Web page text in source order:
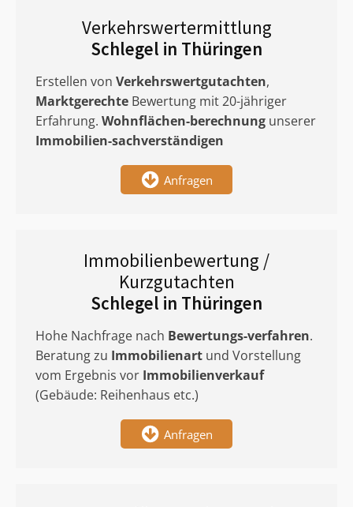
Verkehrswertermittlung
Schlegel in Thüringen
Erstellen von Verkehrswertgutachten,
Marktgerechte Bewertung mit 20-jähriger
Erfahrung. Wohnflächen-berechnung unserer
Immobilien-sachverständigen
Anfragen
Immobilienbewertung /
Kurzgutachten
Schlegel in Thüringen
Hohe Nachfrage nach Bewertungs-verfahren.
Beratung zu Immobilienart und Vorstellung
vom Ergebnis vor Immobilienverkauf
(Gebäude: Reihenhaus etc.)
Anfragen